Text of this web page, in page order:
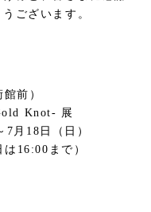
ございます。
前）
Knot- 展
月18日（日）
16:00まで）